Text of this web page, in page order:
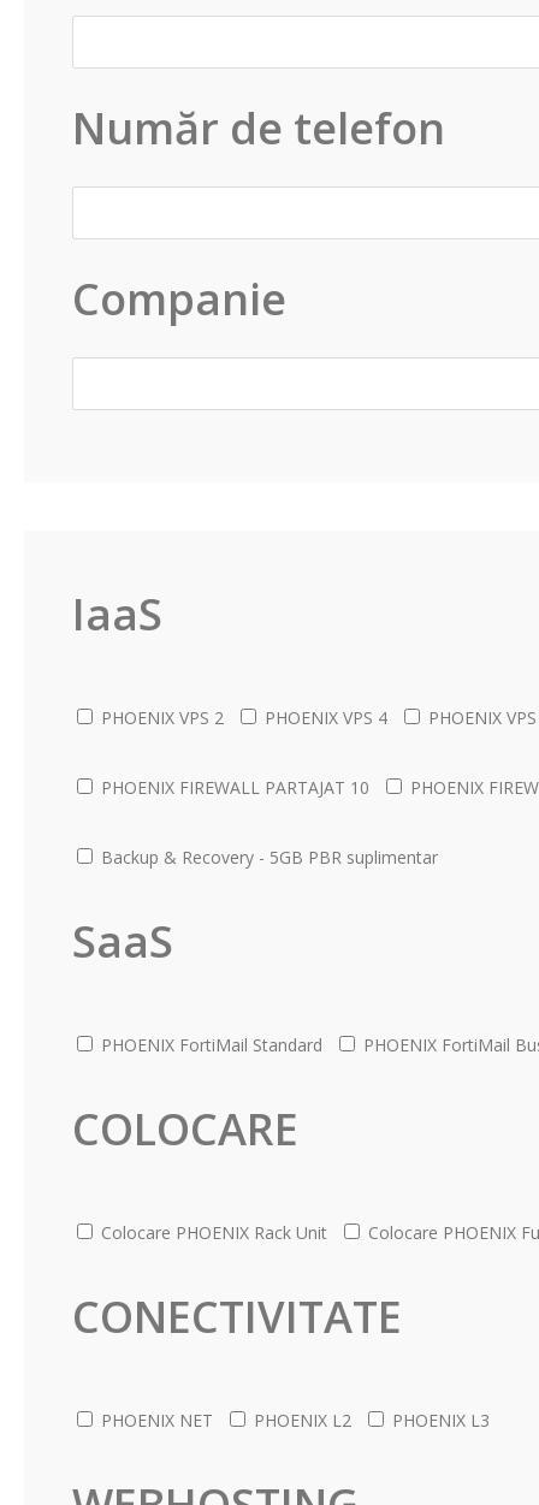
Număr de telefon
Companie
IaaS
PHOENIX VPS 2 PHOENIX VPS 4 PHOENIX
PHOENIX FIREWALL PARTAJAT 10 PHOENIX
Backup & Recovery - 5GB PBR suplimentar
SaaS
PHOENIX FortiMail Standard PHOENIX FortiMail
COLOCARE
Colocare PHOENIX Rack Unit Colocare PHOENIX
CONECTIVITATE
PHOENIX NET PHOENIX L2 PHOENIX L3